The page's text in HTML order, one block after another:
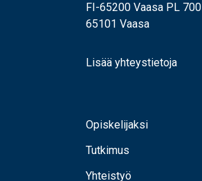
FI-65200 Vaasa PL 700
65101 Vaasa
Lisää yhteystietoja
Opiskelijaksi
Tutkimus
Yhteistyö